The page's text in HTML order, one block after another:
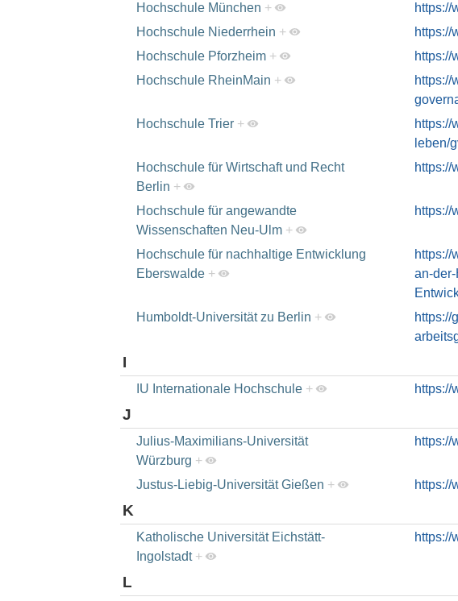
Hochschule München + https://
Hochschule Niederrhein + https://
Hochschule Pforzheim + https://
Hochschule RheinMain +
https://
Hochschule Trier +
https://
leben/
Hochschule für Wirtschaft und Recht
Berlin +
https://
Hochschule für angewandte
Wissenschaften Neu-Ulm +
https://
Hochschule für nachhaltige Entwicklung
Eberswalde +
https://
an-
Humboldt-Universität zu Berlin +
https://
I
IU Internationale Hochschule + https://
J
Julius-Maximilians-Universität
Würzburg +
https://
Justus-Liebig-Universität Gießen + https://
K
Katholische Universität Eichstätt-
Ingolstadt +
https://
L